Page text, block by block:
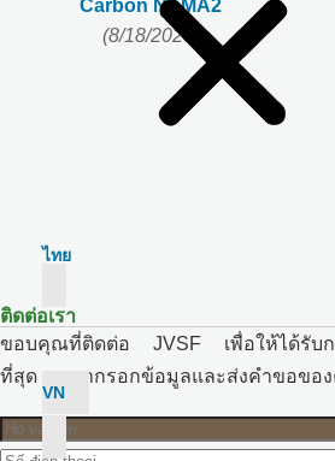
ไทย
VN
Carbon NEMA2
(8/18/2025)
ติดต่อเรา
ขอบคุณที่ติดต่อ JVSF เพื่อให้ได้รับกา
ที่สุด กรุณากรอกข้อมูลและส่งคำขอขอ